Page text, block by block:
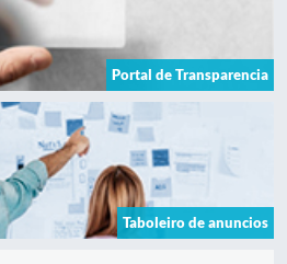
Portal de Transparencia
Taboleiro de anuncios